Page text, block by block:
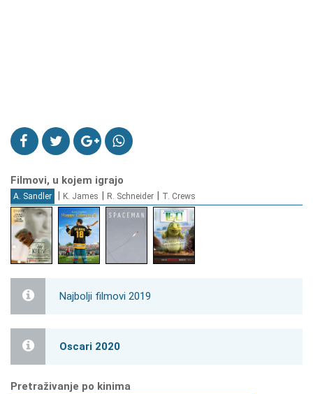
Filmovi, u kojem igrajo
A. Sandler | K. James | R. Schneider | T. Crews
Najbolji filmovi 2019
Oscari 2020
Pretraživanje po kinima